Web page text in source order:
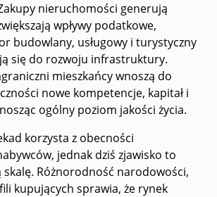
nieruchomości generują
wpływy podatkowe,
budowlany, usługowy i turystyczny
się do rozwoju infrastruktury.
mieszkańcy wnoszą do
nowe kompetencje, kapitał i
ogólny poziom jakości życia.
korzysta z obecności
jednak dziś zjawisko to
skalę. Różnorodność narodowości,
kupujących sprawia, że rynek